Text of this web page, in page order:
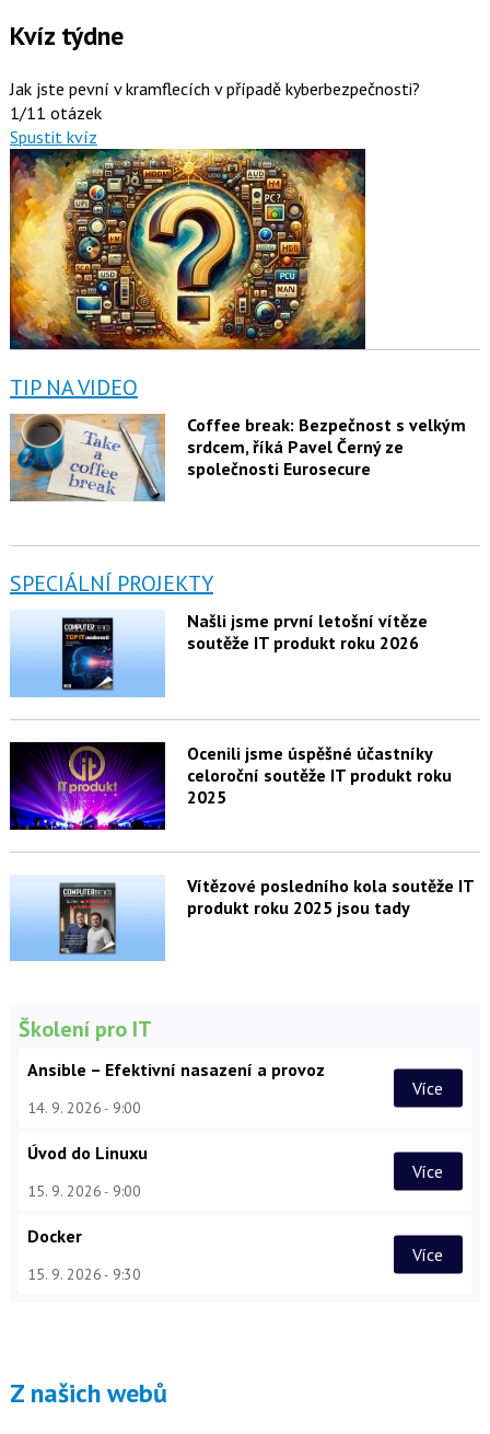
Kvíz týdne
Jak jste pevní v kramflecích v případě kyberbezpečnosti?
1/11 otázek
Spustit kvíz
TIP NA VIDEO
Coffee break: Bezpečnost s velkým
srdcem, říká Pavel Černý ze
společnosti Eurosecure
SPECIÁLNÍ PROJEKTY
Našli jsme první letošní vítěze
soutěže IT produkt roku 2026
Ocenili jsme úspěšné účastníky
celoroční soutěže IT produkt roku
2025
Vítězové posledního kola soutěže IT
produkt roku 2025 jsou tady
Školení pro IT
Ansible – Efektivní nasazení a provoz
14. 9. 2026 9:00
Více
Úvod do Linuxu
15. 9. 2026 9:00
Více
Docker
15. 9. 2026 9:30
Více
Z našich webů